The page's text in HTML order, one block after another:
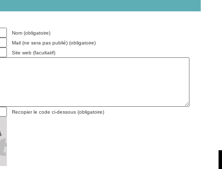
Nom (obligatoire)
Mail (ne sera pas publié) (obligatoire)
Site web (facultatif)
Recopier le code ci-dessous (obligatoire)